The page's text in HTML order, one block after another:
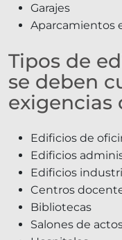
Garajes
Aparcamientos
Tipos de
se deben
exigencias
Edificios de
Edificios
Edificios
Centros
Bibliotecas
Salones de